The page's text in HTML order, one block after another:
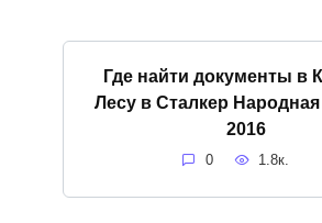
Где найти документы в
Лесу в Сталкер
2016
0 1.8к.